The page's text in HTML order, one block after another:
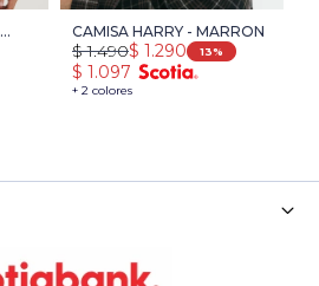
CAMISA HARRY - MARRON
+ 2 colores
$ 1.290
$ 1.490 13
$ 1.097